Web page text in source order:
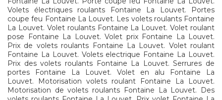
Volets électriques roulants Fontaine La Louvet. Portes
coupe feu Fontaine La Louvet. Les volets roulants Fontaine
La Louvet. Volet roulants Fontaine La Louvet. Volet roulant
pose Fontaine La Louvet. Volet prix Fontaine La Louvet.
Prix de volets roulants Fontaine La Louvet. Volet roulant
Fontaine La Louvet. Volets electrique Fontaine La Louvet.
Prix des volets roulants Fontaine La Louvet. Serrures de
portes Fontaine La Louvet. Volet en alu Fontaine La
Louvet. Motorisation volets roulant Fontaine La Louvet.
Motorisation de volets roulants Fontaine La Louvet. Des